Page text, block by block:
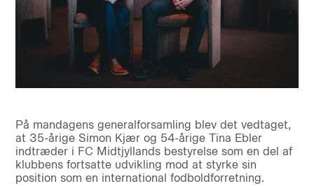
På mandagens generalforsamling blev det vedtaget,
at 35-årige Simon Kjær og 54-årige Tina Ebler
indtræder i FC Midtjyllands bestyrelse som en del af
klubbens fortsatte udvikling mod at styrke sin
position som en international fodboldforretning.